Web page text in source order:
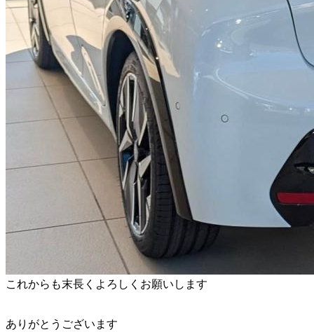
これからも末長くよろしくお願いします
ありがとうございます